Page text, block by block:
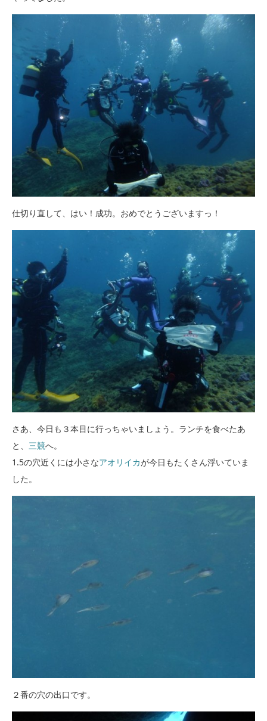
仕切り直して、はい！成功。おめでとうございますっ！
さあ、今日も３本目に行っちゃいましょう。ランチを食べたあ
と、 三競へ。
1.5の穴近くには小さなアオリイカが今日もたくさん浮いていま
した。
２番の穴の出口です。